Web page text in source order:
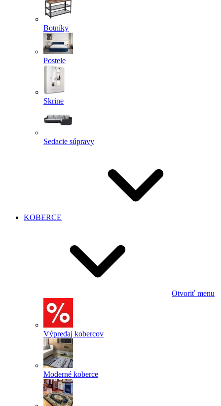
Botníky
Postele
Skrine
Sedacie súpravy
KOBERCE
Otvoriť menu
Výpredaj kobercov
Moderné koberce